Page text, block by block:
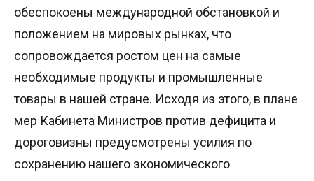
обеспокоены международной обстановкой и
положением на мировых рынках, что
сопровождается ростом цен на самые
необходимые продукты и промышленные
товары в нашей стране. Исходя из этого, в плане
мер Кабинета Министров против дефицита и
дороговизны предусмотрены усилия по
сохранению нашего экономического